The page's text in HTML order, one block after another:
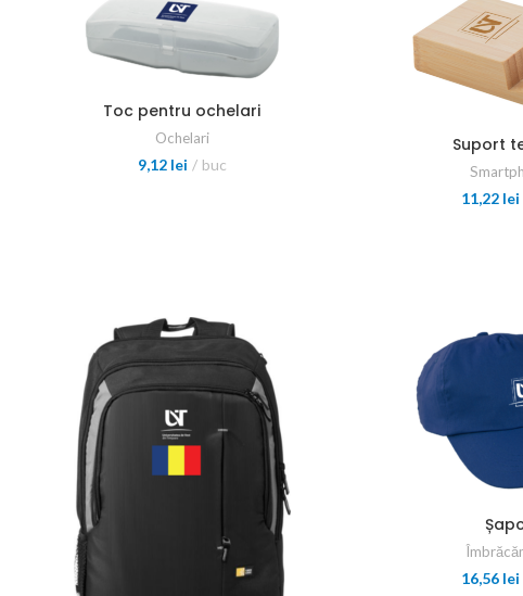
Toc pentru ochelari
Ochelari
9,12 lei buc
Suport
11,22 lei
16,56 lei